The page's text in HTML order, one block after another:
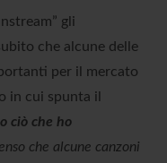
gli
che alcune delle
per il mercato
in cui spunta il
ciò che ho
che alcune canzoni